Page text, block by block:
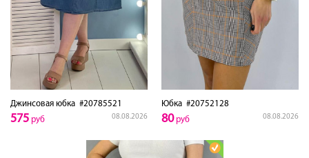
Джинсовая юбка #20785521
08.08.2026
575 руб
Юбка #20752128
08.08.2026
80руб